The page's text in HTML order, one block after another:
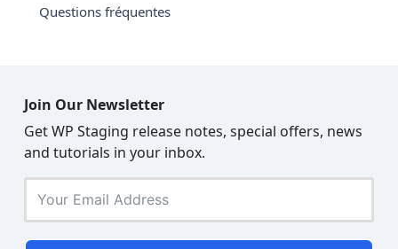
Questions fréquentes
Join Our Newsletter
Get WP Staging release notes, special offers, news
and tutorials in your inbox.